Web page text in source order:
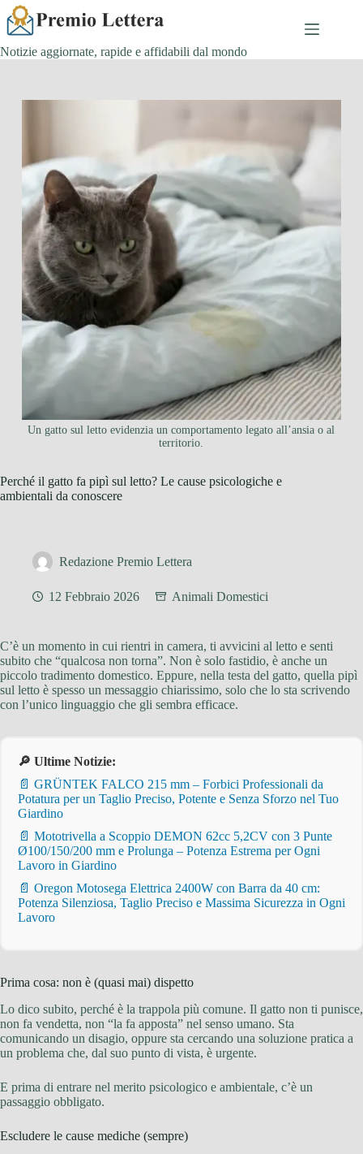
Salta
al
contenuto
Notizie aggiornate, rapide e affidabili dal mondo
Un gatto sul letto evidenzia un comportamento legato all’ansia o al
territorio.
Perché il gatto fa pipì sul letto? Le cause psicologiche e
ambientali da conoscere
Redazione Premio Lettera
12 Febbraio 2026 Animali Domestici
C’è un momento in cui rientri in camera, ti avvicini al letto e senti
subito che “qualcosa non torna”. Non è solo fastidio, è anche un
piccolo tradimento domestico. Eppure, nella testa del gatto, quella pipì
sul letto è spesso un messaggio chiarissimo, solo che lo sta scrivendo
con l’unico linguaggio che gli sembra efficace.
🔎 Ultime Notizie:
📄 GRÜNTEK FALCO 215 mm – Forbici Professionali da
Potatura per un Taglio Preciso, Potente e Senza Sforzo nel Tuo
Giardino
📄 Mototrivella a Scoppio DEMON 62cc 5,2CV con 3 Punte
Ø100/150/200 mm e Prolunga – Potenza Estrema per Ogni
Lavoro in Giardino
📄 Oregon Motosega Elettrica 2400W con Barra da 40 cm:
Potenza Silenziosa, Taglio Preciso e Massima Sicurezza in Ogni
Lavoro
Prima cosa: non è (quasi mai) dispetto
Lo dico subito, perché è la trappola più comune. Il gatto non ti punisce,
non fa vendetta, non “la fa apposta” nel senso umano. Sta
comunicando un disagio, oppure sta cercando una soluzione pratica a
un problema che, dal suo punto di vista, è urgente.
E prima di entrare nel merito psicologico e ambientale, c’è un
passaggio obbligato.
Escludere le cause mediche (sempre)